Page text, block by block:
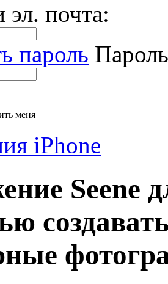
почта:
пароль
меня
iPhone
Seene